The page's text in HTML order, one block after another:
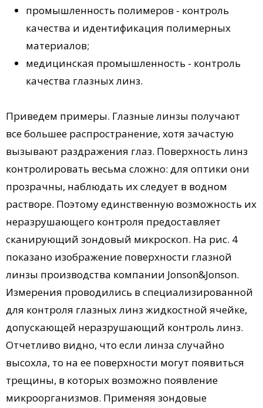
промышленность полимеров - контроль
качества и идентификация полимерных
материалов;
медицинская промышленность - контроль
качества глазных линз.
Приведем примеры. Глазные линзы получают
все большее распространение, хотя зачастую
вызывают раздражения глаз. Поверхность линз
контролировать весьма сложно: для оптики они
прозрачны, наблюдать их следует в водном
растворе. Поэтому единственную возможность их
неразрушающего контроля предоставляет
сканирующий зондовый микроскоп. На рис. 4
показано изображение поверхности глазной
линзы производства компании Jonson&Jonson.
Измерения проводились в специализированной
для контроля глазных линз жидкостной ячейке,
допускающей неразрушающий контроль линз.
Отчетливо видно, что если линза случайно
высохла, то на ее поверхности могут появиться
трещины, в которых возможно появление
микроорганизмов. Применяя зондовые